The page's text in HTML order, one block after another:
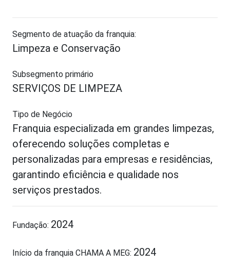
Segmento de atuação da franquia:
Limpeza e Conservação
Subsegmento primário
SERVIÇOS DE LIMPEZA
Tipo de Negócio
Franquia especializada em grandes limpezas,
oferecendo soluções completas e
personalizadas para empresas e residências,
garantindo eficiência e qualidade nos
serviços prestados.
Fundação: 2024
Início da franquia CHAMA A MEG: 2024